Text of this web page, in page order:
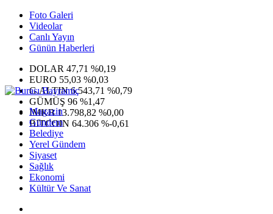
Foto Galeri
Videolar
Canlı Yayın
Günün Haberleri
DOLAR 47,71 %0,19
EURO 55,03 %0,03
G.ALTIN6.543,71 %0,79
GÜMÜŞ 96 %1,47
IMKB13.798,82 %0,00
BITCOIN 64.306 %-0,61
Magazin
Gündem
Belediye
Yerel Gündem
Siyaset
Sağlık
Ekonomi
Kültür Ve Sanat